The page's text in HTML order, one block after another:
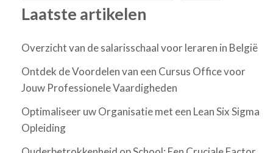
Laatste artikelen
Overzicht van de salarisschaal voor leraren in België
Ontdek de Voordelen van een Cursus Office voor
Jouw Professionele Vaardigheden
Optimaliseer uw Organisatie met een Lean Six Sigma
Opleiding